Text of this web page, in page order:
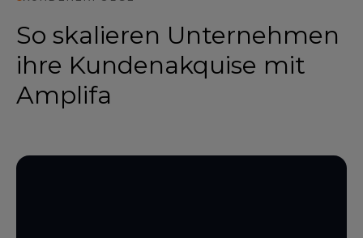
So skalieren Unternehmen
ihre Kundenakquise mit
Amplifa